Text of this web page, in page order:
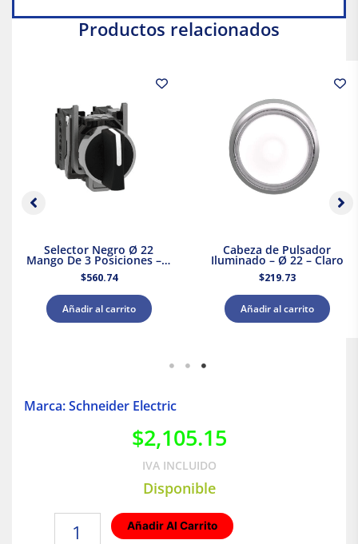
Productos relacionados
Selector Negro Ø 22
Mango De 3 Posiciones – 2
Na
$560.74
Añadir al carrito
Cabeza de Pulsador
Iluminado – Ø 22 – Claro
$219.73
Añadir al carrito
Marca: Schneider Electric
$2,105.15
IVA INCLUIDO
Disponible
termomagnético
Añadir Al Carrito